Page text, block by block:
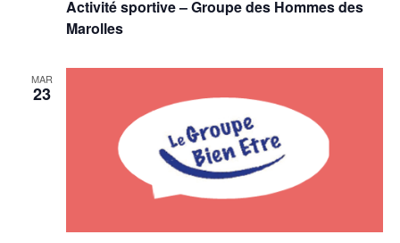
Activité sportive – Groupe des Hommes des
Marolles
MAR
23